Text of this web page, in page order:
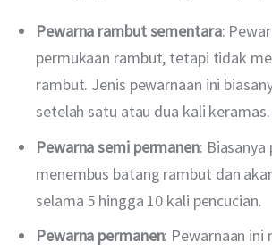
Pewarna rambut sementara:
permukaan rambut, tetapi tidak
rambut. Jenis pewarnaan ini
setelah satu atau dua kali keramas.
Pewarna semi permanen: Biasanya
menembus batang rambut dan
selama 5 hingga 10 kali pencucian.
Pewarna permanen: Pewarnaan ini